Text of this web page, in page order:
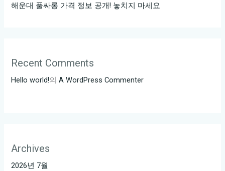
해운대 풀싸롱 가격 정보 공개! 놓치지 마세요
Recent Comments
Hello world!의A WordPress Commenter
Archives
2026년 7월